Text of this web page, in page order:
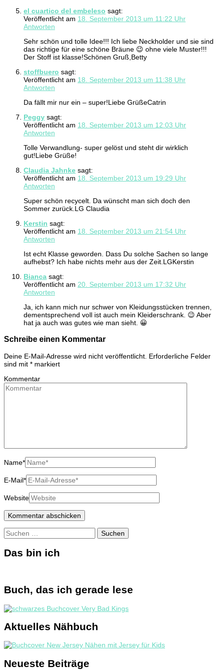
el cuartico del embeleso sagt:
Veröffentlicht am 18. September 2013 um 11:22 Uhr
Antworten
Sehr schön und tolle Idee!!! Ich liebe Neckholder und sie sind
das richtige für eine schöne Bräune 😉 ohne viele Muster!!!
Der Stoff ist klasse!Schönen Gruß,Betty
stoffbuero sagt:
Veröffentlicht am 18. September 2013 um 11:38 Uhr
Antworten
Da fällt mir nur ein – super!Liebe GrüßeCatrin
Peggy sagt:
Veröffentlicht am 18. September 2013 um 12:03 Uhr
Antworten
Tolle Verwandlung- super gelöst und steht dir wirklich
gut!Liebe Grüße!
Claudia Jahnke sagt:
Veröffentlicht am 18. September 2013 um 19:29 Uhr
Antworten
Super schön recycelt. Da wünscht man sich doch den
Sommer zurück.LG Claudia
Kerstin sagt:
Veröffentlicht am 18. September 2013 um 21:54 Uhr
Antworten
Ist echt Klasse geworden. Dass Du solche Sachen so lange
aufhebst? Ich habe nichts mehr aus der Zeit.LGKerstin
Bianca sagt:
Veröffentlicht am 20. September 2013 um 17:32 Uhr
Antworten
Ja, ich kann mich nur schwer von Kleidungsstücken trennen,
dementsprechend voll ist auch mein Kleiderschrank. 😉 Aber
hat ja auch was gutes wie man sieht. 😀
Schreibe einen Kommentar
Deine E-Mail-Adresse wird nicht veröffentlicht. Erforderliche Felder
sind mit * markiert
Kommentar
Name*
E-Mail*
Website
Suchen
nach:
Das bin ich
Buch, das ich gerade lese
Aktuelles Nähbuch
Neueste Beiträge